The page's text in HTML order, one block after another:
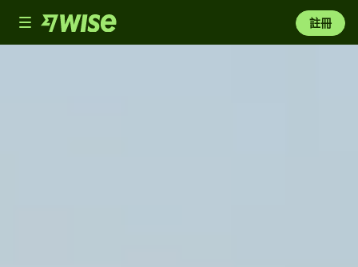
Toggle
navigation
註冊